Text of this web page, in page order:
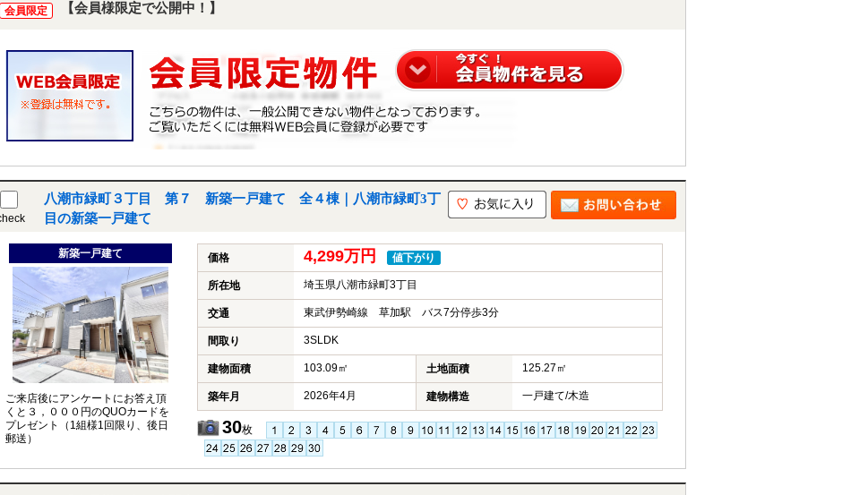
会員限定 【会員様限定で公開中！】
八潮市緑町３丁目 第７ 新築一戸建て 全４棟｜八潮市緑町3丁
目の新築一戸建て
新築一戸建て
ご来店後にアンケートにお答え頂
くと３，０００円のQUOカードを
プレゼント（1組様1回限り、後日
郵送）
価格 4,299万円 値下がり
所在地 埼玉県八潮市緑町3丁目
交通 東武伊勢崎線 草加駅 バス7分停歩3分
間取り 3SLDK
建物面積 103.09㎡ 土地面積 125.27㎡
築年月 2026年4月 建物構造 一戸建て/木造
30枚